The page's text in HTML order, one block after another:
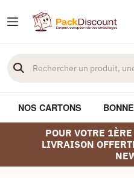
NOS CARTONS
POUR VOTRE
LIVRAISON